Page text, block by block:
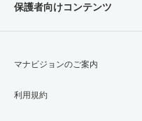
保護者向けコンテンツ
マナビジョンのご案内
利用規約